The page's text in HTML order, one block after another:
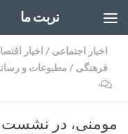
تربت ما
اخبار اجتماعی / اخبار
فرهنگی / مطبوعات و
۰
مومنی، در نشست